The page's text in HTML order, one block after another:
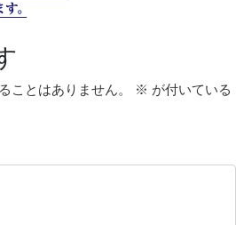
ことはありません。 ※ が付いている